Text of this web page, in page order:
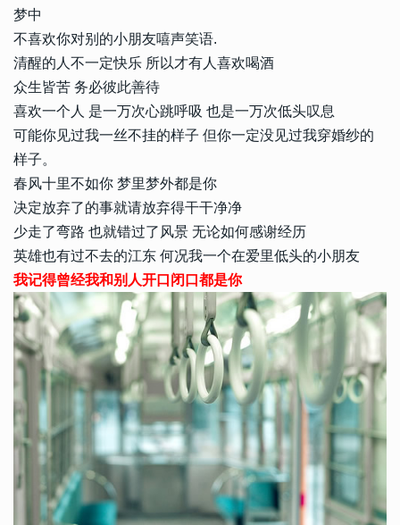
梦中
不喜欢你对别的小朋友嘻声笑语.
清醒的人不一定快乐 所以才有人喜欢喝酒
众生皆苦 务必彼此善待
喜欢一个人 是一万次心跳呼吸 也是一万次低头叹息
可能你见过我一丝不挂的样子 但你一定没见过我穿婚纱的
样子。
春风十里不如你 梦里梦外都是你
决定放弃了的事就请放弃得干干净净
少走了弯路 也就错过了风景 无论如何感谢经历
英雄也有过不去的江东 何况我一个在爱里低头的小朋友
我记得曾经我和别人开口闭口都是你